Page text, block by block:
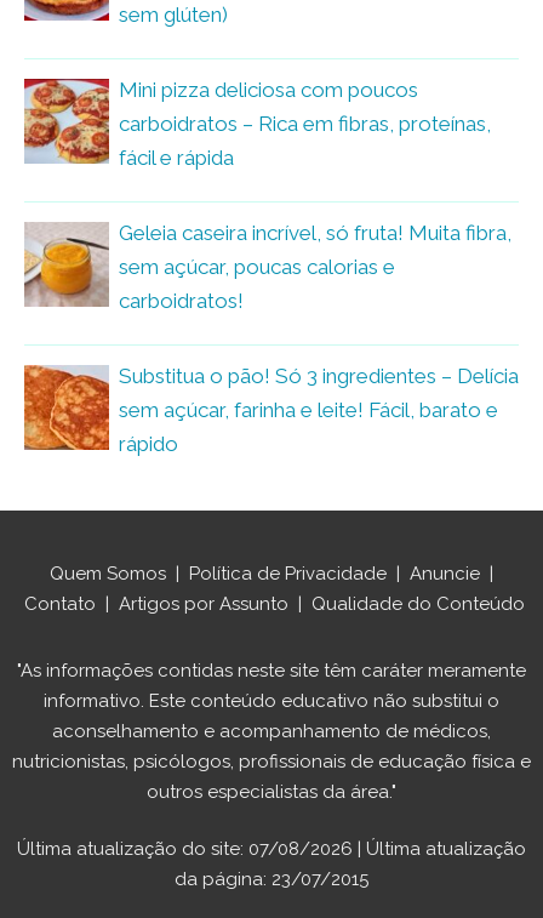
sem glúten)
Mini pizza deliciosa com poucos
carboidratos – Rica em fibras, proteínas,
fácil e rápida
Geleia caseira incrível, só fruta! Muita fibra,
sem açúcar, poucas calorias e
carboidratos!
Substitua o pão! Só 3 ingredientes – Delícia
sem açúcar, farinha e leite! Fácil, barato e
rápido
Quem Somos | Política de Privacidade | Anuncie |
Contato | Artigos por Assunto | Qualidade do Conteúdo
"As informações contidas neste site têm caráter meramente
informativo. Este conteúdo educativo não substitui o
aconselhamento e acompanhamento de médicos,
nutricionistas, psicólogos, profissionais de educação física e
outros especialistas da área."
Última atualização do site: 07/08/2026 | Última atualização
da página: 23/07/2015